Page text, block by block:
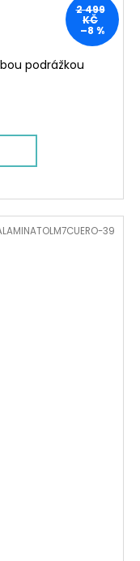
2 499
KČ
–8 %
podrážkou
39